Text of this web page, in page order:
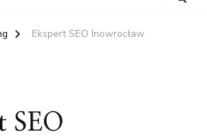
Ekspert SEO Inowrocław
SEO